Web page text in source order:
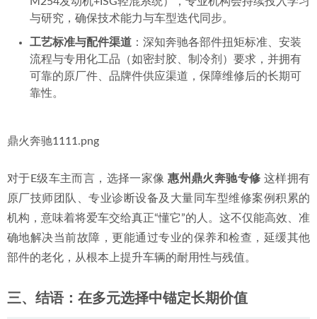
鼎火奔驰专修厂地.png
2. 专业壁垒的体现
处理上述问题，构成了专业奔驰专修店的深厚壁垒：
M254发动机+ISG轻混系统），专业机构会持续投入学习
与研究，确保技术能力与车型迭代同步。
工艺标准与配件渠道：深知奔驰各部件扭矩标准、安装
流程与专用化工品（如密封胶、制冷剂）要求，并拥有
靠性。